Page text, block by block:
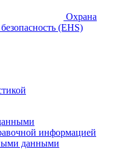
Охрана
(EHS)
информацией
данными